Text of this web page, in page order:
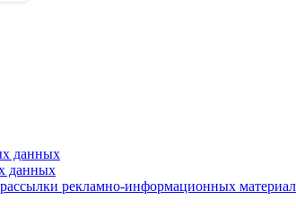
данных
данных
рекламно-информационных